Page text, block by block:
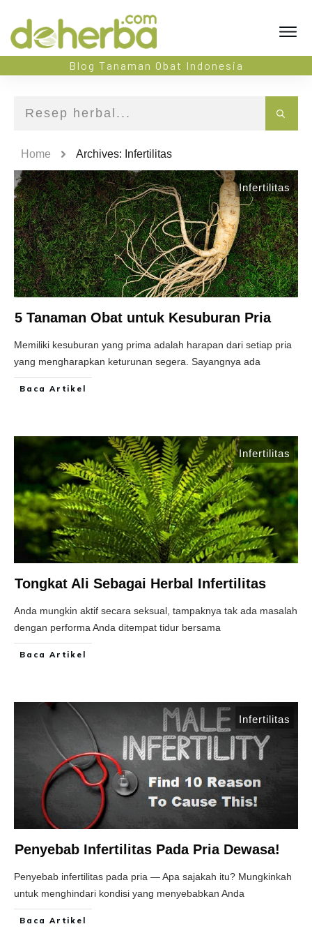
Blog Tanaman Obat Indonesia
Home Archives: Infertilitas
Infertilitas
5 Tanaman Obat untuk Kesuburan Pria
Memiliki kesuburan yang prima adalah harapan dari setiap pria
yang mengharapkan keturunan segera. Sayangnya ada
Baca Artikel
Infertilitas
Tongkat Ali Sebagai Herbal Infertilitas
Anda mungkin aktif secara seksual, tampaknya tak ada masalah
dengan performa Anda ditempat tidur bersama
Baca Artikel
Infertilitas
Penyebab Infertilitas Pada Pria Dewasa!
Penyebab infertilitas pada pria — Apa sajakah itu? Mungkinkah
untuk menghindari kondisi yang menyebabkan Anda
Baca Artikel